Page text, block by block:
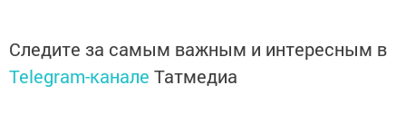
Следите за самым важным и интересным в
Telegram-канале Татмедиа